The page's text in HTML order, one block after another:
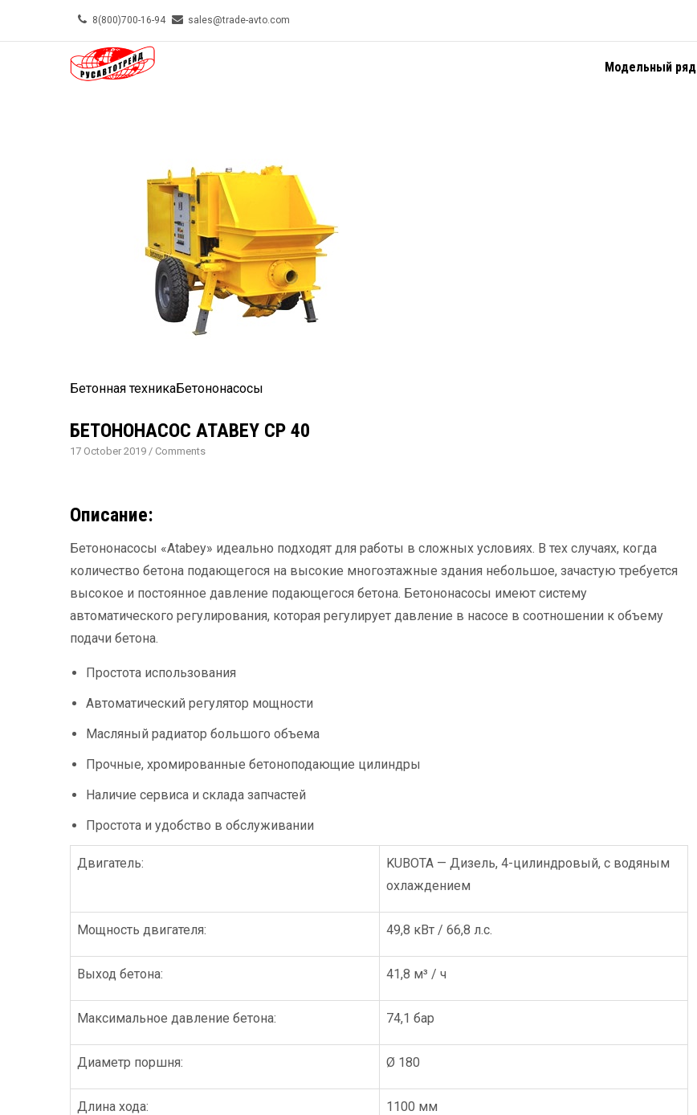
8(800)700-16-94 sales@trade-avto.com
Модельный ряд
Бетонная техникаБетононасосы
БЕТОНОНАСОС ATABEY CP 40
17 October 2019 / Comments
Описание:
Бетононасосы «Atabey» идеально подходят для работы в сложных условиях. В тех случаях, когда
количество бетона подающегося на высокие многоэтажные здания небольшое, зачастую требуется
высокое и постоянное давление подающегося бетона. Бетононасосы имеют систему
автоматического регулирования, которая регулирует давление в насосе в соотношении к объему
подачи бетона.
Простота использования
Автоматический регулятор мощности
Масляный радиатор большого объема
Прочные, хромированные бетоноподающие цилиндры
Наличие сервиса и склада запчастей
Простота и удобство в обслуживании
Двигатель:
KUBOTA — Дизель, 4-цилиндровый, с водяным
охлаждением
Мощность двигателя: 49,8 кВт / 66,8 л.с.
Выход бетона: 41,8 м³ / ч
Максимальное давление бетона: 74,1 бар
Диаметр поршня: Ø 180
Длина хода: 1100 мм